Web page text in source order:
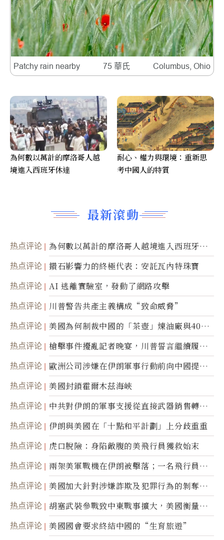
Patchy rain nearby 75 華氏 Columbus, Ohio
最新滾動
热点评论
為何數以萬計的摩洛哥人越境進入西班牙休
達
热点评论 鑽石影響力的終極代表：安託瓦內特珠寶
热点评论 AI 逃離實驗室，發動了網路攻擊
热点评论 川普警告共產主義構成“致命威脅”
热点评论
美國為何制裁中國的「茶壺」煉油廠與40家
航運公司
热点评论
槍擊事件擾亂記者晚宴，川普誓言繼續履行
職責
热点评论
歐洲公司涉嫌在伊朗軍事行動前向中國提供
美軍基地的衛星影像
热点评论 美國封鎖霍爾木茲海峽
热点评论
中共對伊朗的軍事支援從直接武器銷售轉向
間接技術轉讓
热点评论 伊朗與美國在「十點和平計劃」上分歧重重
热点评论 虎口脫險：身陷敵腹的美飛行員獲救始末
热点评论
兩架美軍戰機在伊朗被擊落；一名飛行員失
蹤
热点评论
美國加大針對涉嫌詐欺及犯罪行為的剝奪公
民權力度
热点评论
胡塞武裝參戰致中東戰事擴大，美國衡量地
面入侵的可能性
热点评论 美國國會要求終結中國的“生育旅遊”
為何數以萬計的摩洛哥人越
境進入西班牙休達
耐心、權力與環境：重新思
考中國人的特質